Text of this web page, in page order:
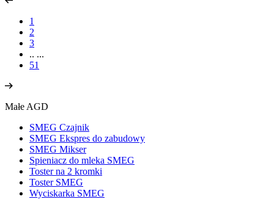
1
2
3
.. ...
51
Małe AGD
SMEG Czajnik
SMEG Ekspres do zabudowy
SMEG Mikser
Spieniacz do mleka SMEG
Toster na 2 kromki
Toster SMEG
Wyciskarka SMEG